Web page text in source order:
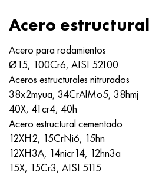
Acero estructural
Acero para rodamientos
Ø15, 100Cr6, AISI 52100
Aceros estructurales nitrurados
38x2myua, 34CrAlMo5, 38hmj
40X, 41cr4, 40h
Acero estructural cementado
12ХН2, 15CrNi6, 15hn
12XH3A, 14nicr14, 12hn3a
15X, 15Cr3, AISI 5115